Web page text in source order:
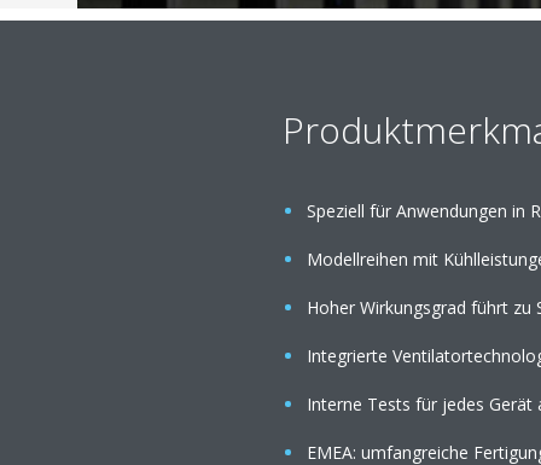
Speziell für Anwendungen in
Modellreihen mit
Hoher Wirkungsgrad führt zu
Integrierte
Interne Tests für jedes Gerät
EMEA: umfangreiche